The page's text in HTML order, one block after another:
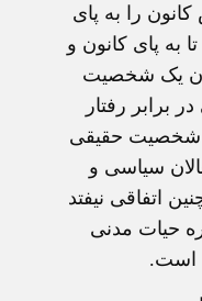
را به پای
به پای کانون و
یک شخصیت
برابر رفتار
شخصیت حقیقی
سیاسی و
اتفاقی نیفتد
حیات مدنی
است.